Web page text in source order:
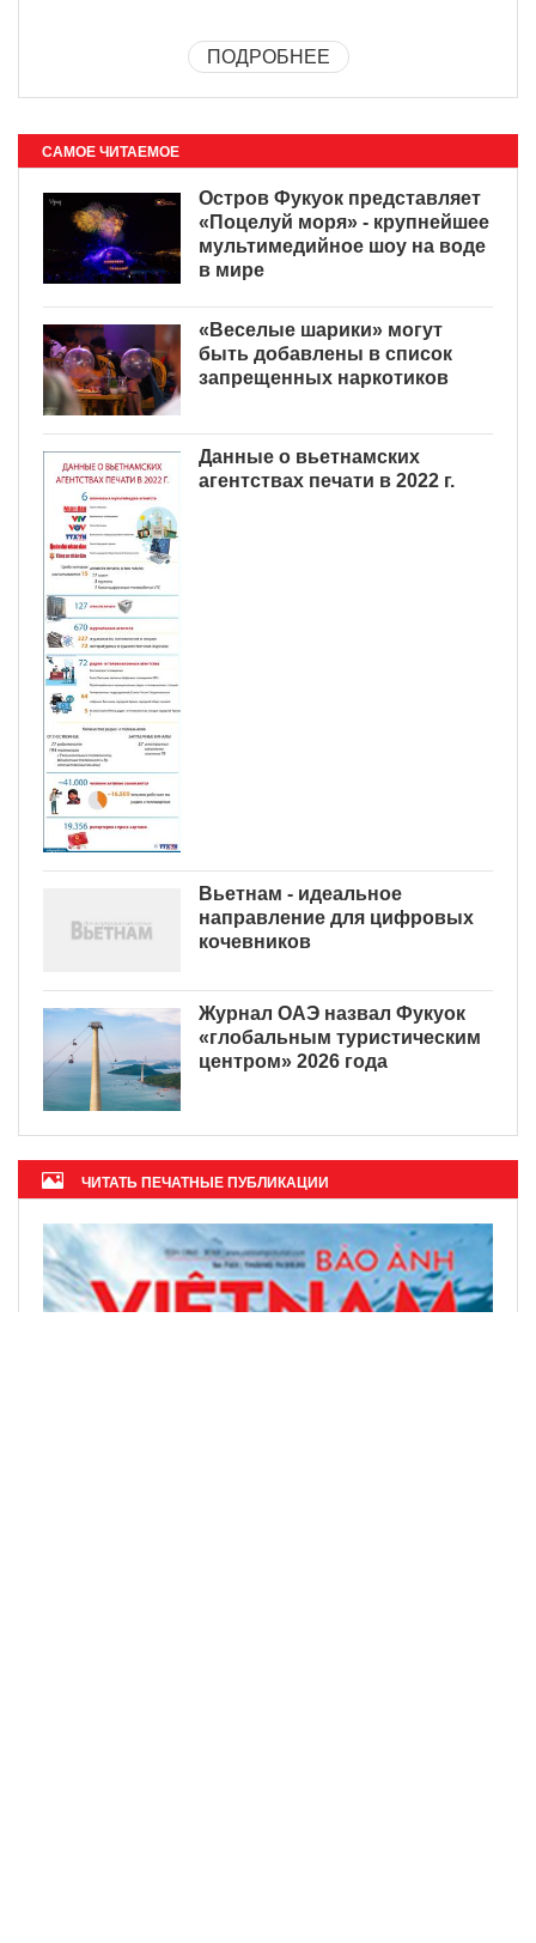
ПОДРОБНЕЕ
САМОЕ ЧИТАЕМОЕ
Остров Фукуок представляет
«Поцелуй моря» - крупнейшее
мультимедийное шоу на воде
в мире
«Веселые шарики» могут
быть добавлены в список
запрещенных наркотиков
Данные о вьетнамских
агентствах печати в 2022 г.
Вьетнам - идеальное
направление для цифровых
кочевников
Журнал ОАЭ назвал Фукуок
«глобальным туристическим
центром» 2026 года
ЧИТАТЬ ПЕЧАТНЫЕ ПУБЛИКАЦИИ